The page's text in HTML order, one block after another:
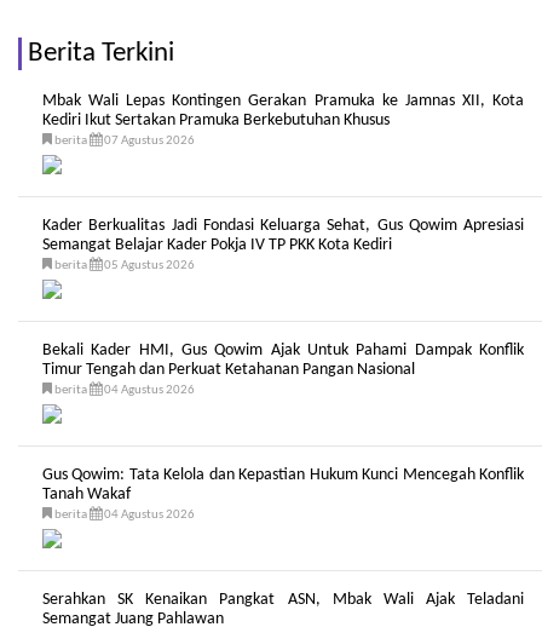
Berita Terkini
Mbak Wali Lepas Kontingen Gerakan Pramuka ke Jamnas XII, Kota
Kediri Ikut Sertakan Pramuka Berkebutuhan Khusus
berita 07 Agustus 2026
Kader Berkualitas Jadi Fondasi Keluarga Sehat, Gus Qowim Apresiasi
Semangat Belajar Kader Pokja IV TP PKK Kota Kediri
berita 05 Agustus 2026
Bekali Kader HMI, Gus Qowim Ajak Untuk Pahami Dampak Konflik
Timur Tengah dan Perkuat Ketahanan Pangan Nasional
berita 04 Agustus 2026
Gus Qowim: Tata Kelola dan Kepastian Hukum Kunci Mencegah Konflik
Tanah Wakaf
berita 04 Agustus 2026
Serahkan SK Kenaikan Pangkat ASN, Mbak Wali Ajak Teladani
Semangat Juang Pahlawan